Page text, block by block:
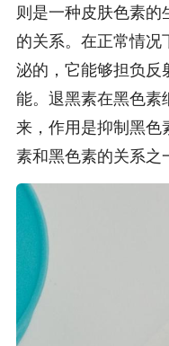
则是一种皮肤色素的
的关系。在正常情况
泌的，它能够担负反
能。退黑素在黑色素
来，作用是抑制黑色
素和黑色素的关系之